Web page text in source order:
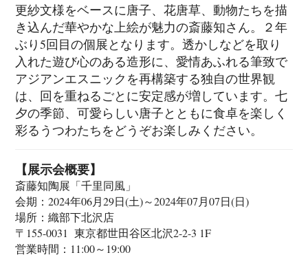
更紗文様をベースに唐子、花唐草、動物たちを描
き込んだ華やかな上絵が魅力の斎藤知さん。２年
ぶり5回目の個展となります。透かしなどを取り
入れた遊び心のある造形に、愛情あふれる筆致で
アジアンエスニックを再構築する独自の世界観
は、回を重ねるごとに安定感が増しています。七
夕の季節、可愛らしい唐子とともに食卓を楽しく
彩るうつわたちをどうぞお楽しみください。
【展示会概要】
斎藤知陶展「千里同風」
会期：2024年06月29日(土)～2024年07月07日(日)
場所：織部下北沢店
〒155-0031 東京都世田谷区北沢2-2-3 1F
営業時間：11:00～19:00